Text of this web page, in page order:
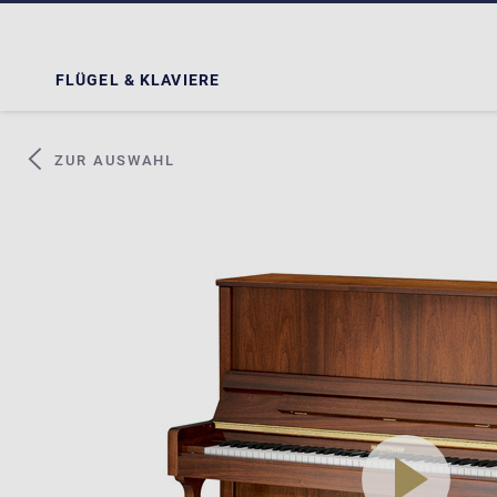
FLÜGEL & KLAVIERE
ZUR AUSWAHL
play